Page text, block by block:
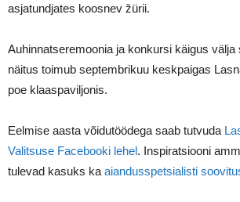
asjatundjates koosnev žürii.
Auhinnatseremoonia ja konkursi käigus välja
näitus toimub septembrikuu keskpaigas
poe klaaspaviljonis.
Eelmise aasta võidutöödega saab tutvuda
Valitsuse Facebooki lehel. Inspiratsiooni
tulevad kasuks ka aiandusspetsialisti